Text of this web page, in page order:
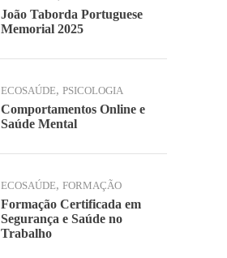
João Taborda Portuguese
Memorial 2025
ECOSAÚDE, PSICOLOGIA
Comportamentos Online e
Saúde Mental
ECOSAÚDE, FORMAÇÃO
Formação Certificada em
Segurança e Saúde no
Trabalho